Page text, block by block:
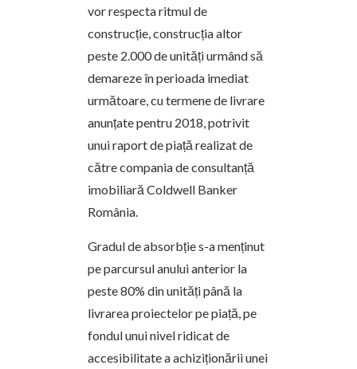
vor respecta ritmul de
construcție, construcția altor
peste 2.000 de unități urmând să
demareze în perioada imediat
următoare, cu termene de livrare
anunțate pentru 2018, potrivit
unui raport de piață realizat de
către compania de consultanță
imobiliară Coldwell Banker
România.
Gradul de absorbție s-a menținut
pe parcursul anului anterior la
peste 80% din unități până la
livrarea proiectelor pe piață, pe
fondul unui nivel ridicat de
accesibilitate a achiziționării unei